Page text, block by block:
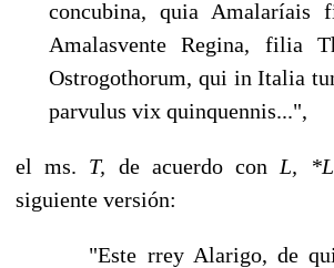
concubina, quia
Amalasvente Regina, filia
Ostrogothorum, qui in Italia
parvulus vix quinquennis...",
el ms. T, de acuerdo con L, *L
siguiente versión:
"Este rrey Alarigo, de qui